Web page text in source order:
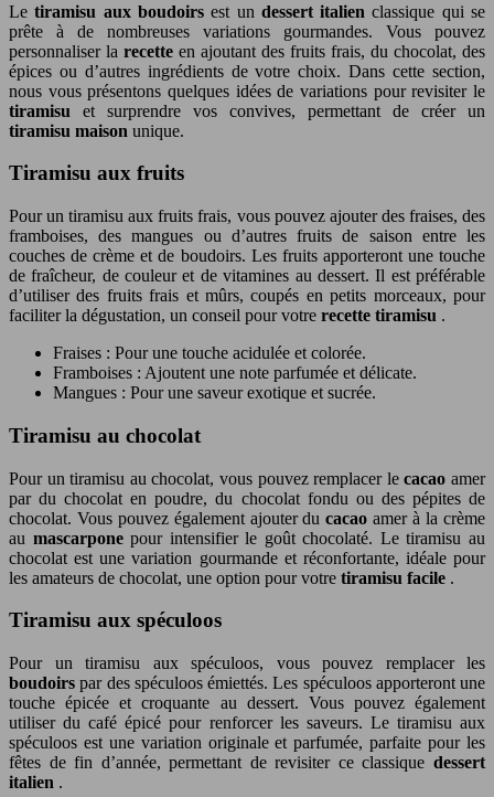
Letiramisu aux boudoirsest un dessert italienclassique qui se
prête à de nombreuses variations gourmandes. Vous pouvez
personnaliser la recette en ajoutant des fruits frais, du chocolat, des
épices ou d’autres ingrédients de votre choix. Dans cette section,
nous vous présentons quelques idées de variations pour revisiter le
tiramisu et surprendre vos convives, permettant de créer un
tiramisu maison unique.
Tiramisu aux fruits
Pour un tiramisu aux fruits frais, vous pouvez ajouter des fraises, des
framboises, des mangues ou d’autres fruits de saison entre les
couches de crème et de boudoirs. Les fruits apporteront une touche
de fraîcheur, de couleur et de vitamines au dessert. Il est préférable
d’utiliser des fruits frais et mûrs, coupés en petits morceaux, pour
faciliter la dégustation, un conseil pour votre recette tiramisu .
Fraises : Pour une touche acidulée et colorée.
Framboises : Ajoutent une note parfumée et délicate.
Mangues : Pour une saveur exotique et sucrée.
Tiramisu au chocolat
Pour un tiramisu au chocolat, vous pouvez remplacer lecacaoamer
par du chocolat en poudre, du chocolat fondu ou des pépites de
chocolat. Vous pouvez également ajouter ducacaoamer à la crème
au mascarponepour intensifier le goût chocolaté. Le tiramisu au
chocolat est une variation gourmande et réconfortante, idéale pour
les amateurs de chocolat, une option pour votre tiramisu facile .
Tiramisu aux spéculoos
Pour un tiramisu aux spéculoos, vous pouvez remplacer les
boudoirspar des spéculoos émiettés. Les spéculoos apporteront une
touche épicée et croquante au dessert. Vous pouvez également
utiliser du café épicé pour renforcer les saveurs. Le tiramisu aux
spéculoos est une variation originale et parfumée, parfaite pour les
fêtes de fin d’année, permettant de revisiter ce classique dessert
italien .